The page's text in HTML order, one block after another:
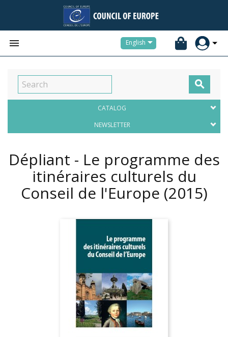
 English

CATALOG
NEWSLETTER
Dépliant - Le programme des
itinéraires culturels du
Conseil de l'Europe (2015)